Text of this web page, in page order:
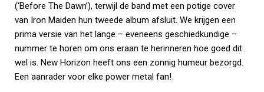
(‘Before The Dawn’), terwijl de band met een potige cover
van Iron Maiden hun tweede album afsluit. We krijgen een
prima versie van het lange – eveneens geschiedkundige –
nummer te horen om ons eraan te herinneren hoe goed dit
wel is. New Horizon heeft ons een zonnig humeur bezorgd.
Een aanrader voor elke power metal fan!